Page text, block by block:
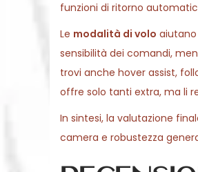
funzioni di ritorno
Le modalità di volo
sensibilità dei comandi,
trovi anche hover assist,
offre solo tanti extra, ma li
In sintesi, la valutazione
camera e robustezza